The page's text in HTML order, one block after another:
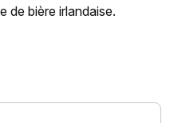
de bière irlandaise.